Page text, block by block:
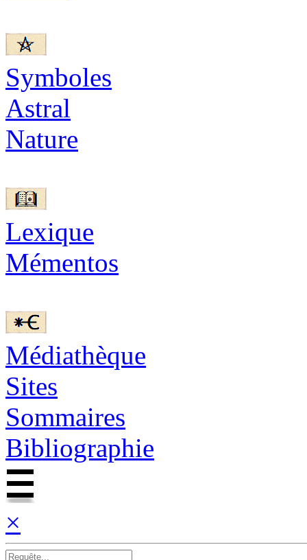
Symboles
Astral
Nature
Lexique
Mémentos
Médiathèque
Sites
Sommaires
Bibliographie
×